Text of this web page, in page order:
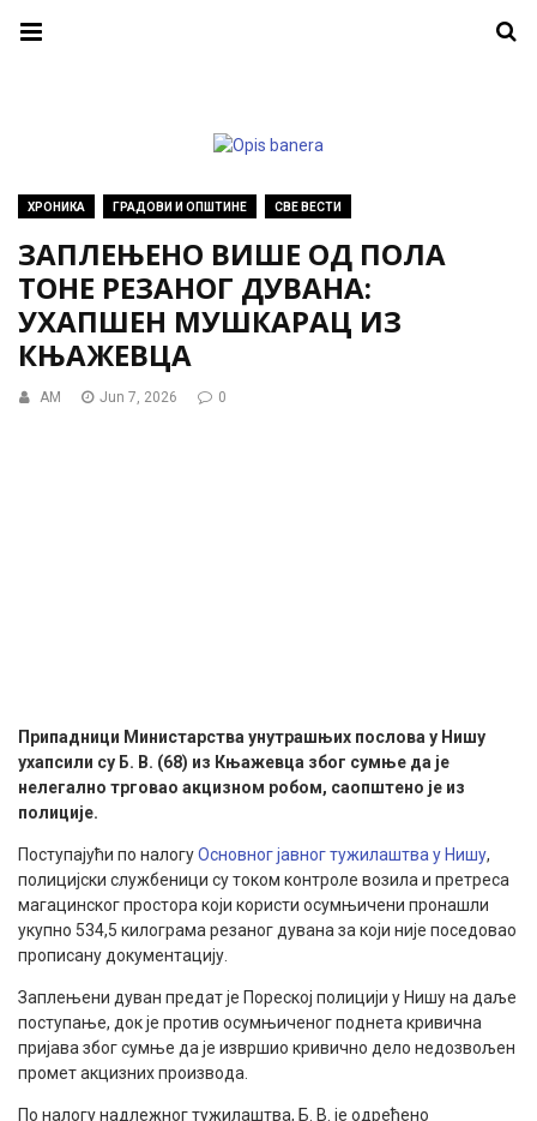
ХРОНИКА ГРАДОВИ И ОПШТИНЕ СВЕ ВЕСТИ
ЗАПЛЕЊЕНО ВИШЕ ОД ПОЛА
ТОНЕ РЕЗАНОГ ДУВАНА:
УХАПШЕН МУШКАРАЦ ИЗ
КЊАЖЕВЦА
AM Jun 7, 2026 0
Припадници Министарства унутрашњих послова у Нишу
ухапсили су Б. В. (68) из Књажевца због сумње да је
нелегално трговао акцизном робом, саопштено је из
полиције.
Поступајући по налогуОсновног јавног тужилаштва у Нишу,
полицијски службеници су током контроле возила и претреса
магацинског простора који користи осумњичени пронашли
укупно 534,5 килограма резаног дувана за који није поседовао
прописану документацију.
Заплењени дуван предат је Пореској полицији у Нишу на даље
поступање, док је против осумњиченог поднета кривична
пријава због сумње да је извршио кривично дело недозвољен
промет акцизних производа.
По налогу надлежног тужилаштва, Б. В. је одређено